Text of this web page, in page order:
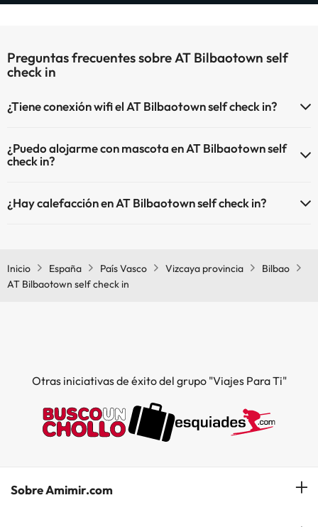
Preguntas frecuentes sobre AT Bilbaotown self
check in
¿Tiene conexión wifi el AT Bilbaotown self check in?
¿Puedo alojarme con mascota en AT Bilbaotown self
check in?
¿Hay calefacción en AT Bilbaotown self check in?
Inicio
España País Vasco Vizcaya provincia
Bilbao
AT Bilbaotown self check in
Otras iniciativas de éxito del grupo "Viajes Para Ti"
Sobre Amimir.com